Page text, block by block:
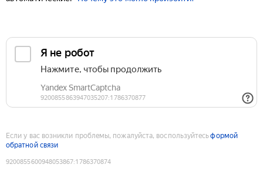
Если у вас возникли проблемы, пожалуйста, воспользуйтесьформой
обратной связи
9200855600948053867:1786370874